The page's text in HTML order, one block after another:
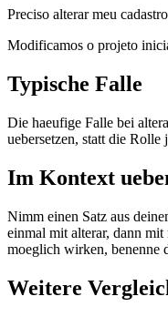
Preciso alterar meu
Modificamos o projeto
Typische Falle
Die haeufige Falle bei
uebersetzen, statt die Rolle
Im Kontext
Nimm einen Satz aus
einmal mit alterar, dann
moeglich wirken, benenne
Weitere